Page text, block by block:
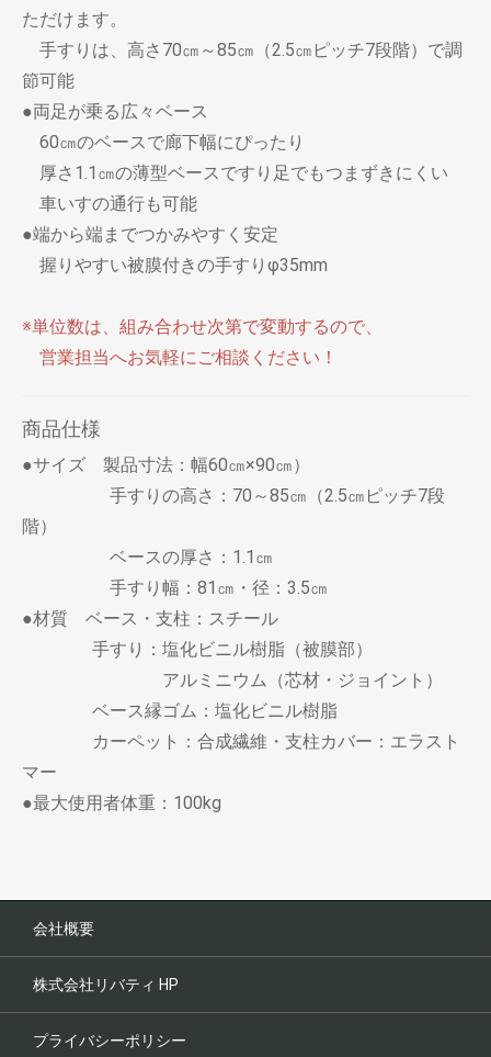
ただけます。
手すりは、高さ70㎝～85㎝（2.5㎝ピッチ7段階）で調
節可能
●両足が乗る広々ベース
60㎝のベースで廊下幅にぴったり
厚さ1.1㎝の薄型ベースですり足でもつまずきにくい
車いすの通行も可能
●端から端までつかみやすく安定
握りやすい被膜付きの手すりφ35mm
※単位数は、組み合わせ次第で変動するので、
営業担当へお気軽にご相談ください！
商品仕様
●サイズ 製品寸法：幅60㎝×90㎝）
手すりの高さ：70～85㎝（2.5㎝ピッチ7段
階）
ベースの厚さ：1.1㎝
手すり幅：81㎝・径：3.5㎝
●材質 ベース・支柱：スチール
手すり：塩化ビニル樹脂（被膜部）
アルミニウム（芯材・ジョイント）
ベース縁ゴム：塩化ビニル樹脂
カーペット：合成繊維・支柱カバー：エラスト
マー
●最大使用者体重：100kg
会社概要
株式会社リバティ HP
プライバシーポリシー